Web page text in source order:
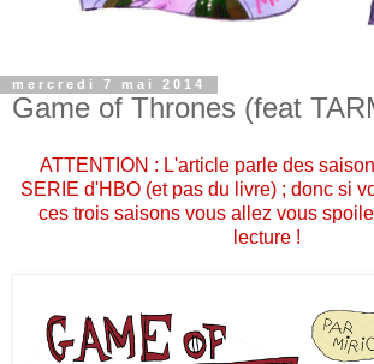
mercredi 7 mai 2014
Game of Thrones (feat
ATTENTION : L'article parle des
SERIE d'HBO (et pas du livre) ; donc si
ces trois saisons vous allez vous
lecture !